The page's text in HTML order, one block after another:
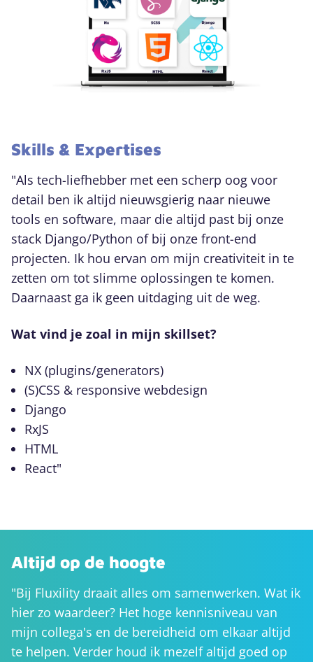
Skills & Expertises
"Als tech-liefhebber met een scherp oog voor
detail ben ik altijd nieuwsgierig naar nieuwe
tools en software, maar die altijd past bij onze
stack Django/Python of bij onze front-end
projecten. Ik hou ervan om mijn creativiteit in te
zetten om tot slimme oplossingen te komen.
Daarnaast ga ik geen uitdaging uit de weg.
Wat vind je zoal in mijn skillset?
NX (plugins/generators)
(S)CSS & responsive webdesign
Django
RxJS
HTML
React"
Altijd op de hoogte
"Bij Fluxility draait alles om samenwerken. Wat ik
hier zo waardeer? Het hoge kennisniveau van
mijn collega's en de bereidheid om elkaar altijd
te helpen. Verder houd ik mezelf altijd goed op